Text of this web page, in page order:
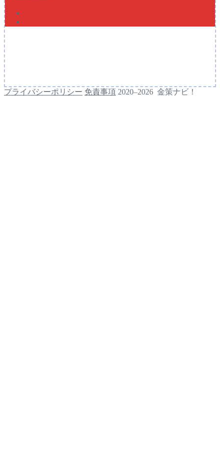
プライバシーポリシー 免責事項 2020–2026 金策ナビ！